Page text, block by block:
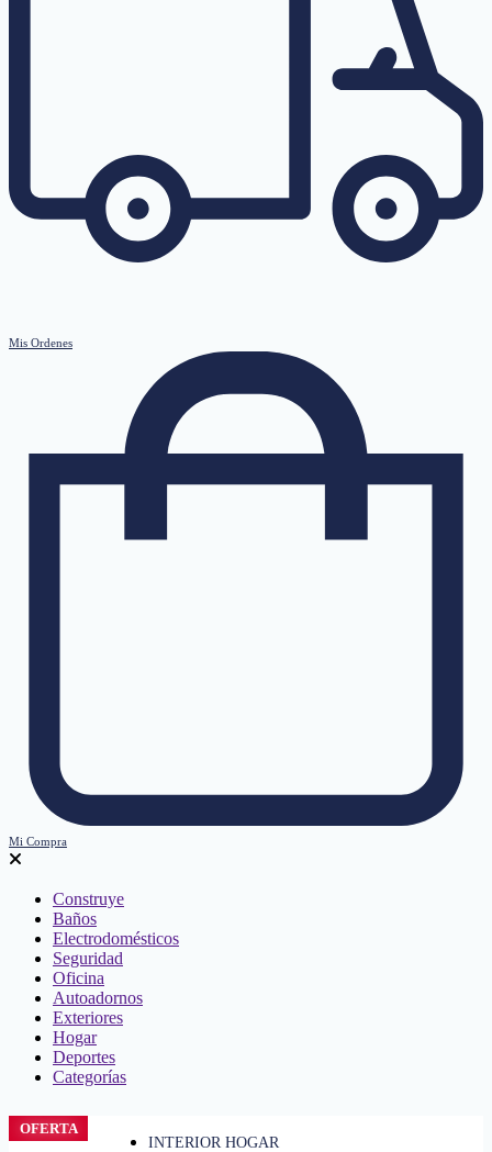
Mis Ordenes
Mi Compra
Construye
Baños
Electrodomésticos
Seguridad
Oficina
Autoadornos
Exteriores
Hogar
Deportes
Categorías
INTERIOR HOGAR
OFERTA